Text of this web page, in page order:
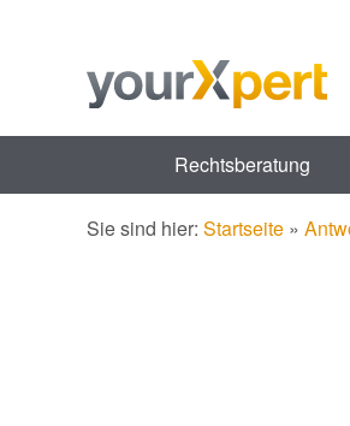
Rechtsberatung
Sie sind hier: Startseite »